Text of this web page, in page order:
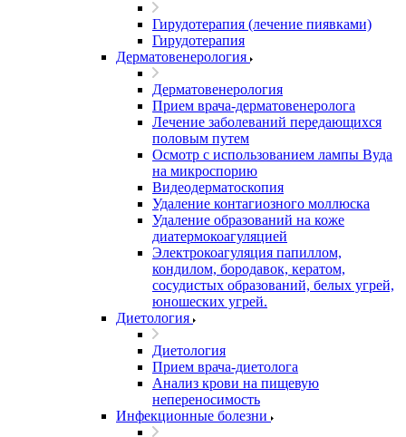
Гирудотерапия (лечение пиявками)
Гирудотерапия
Дерматовенерология
Дерматовенерология
Прием врача-дерматовенеролога
Лечение заболеваний передающихся
половым путем
Осмотр с использованием лампы Вуда
на микроспорию
Видеодерматоскопия
Удаление контагиозного моллюска
Удаление образований на коже
диатермокоагуляцией
Электрокоагуляция папиллом,
кондилом, бородавок, кератом,
сосудистых образований, белых угрей,
юношеских угрей.
Диетология
Диетология
Прием врача-диетолога
Анализ крови на пищевую
непереносимость
Инфекционные болезни